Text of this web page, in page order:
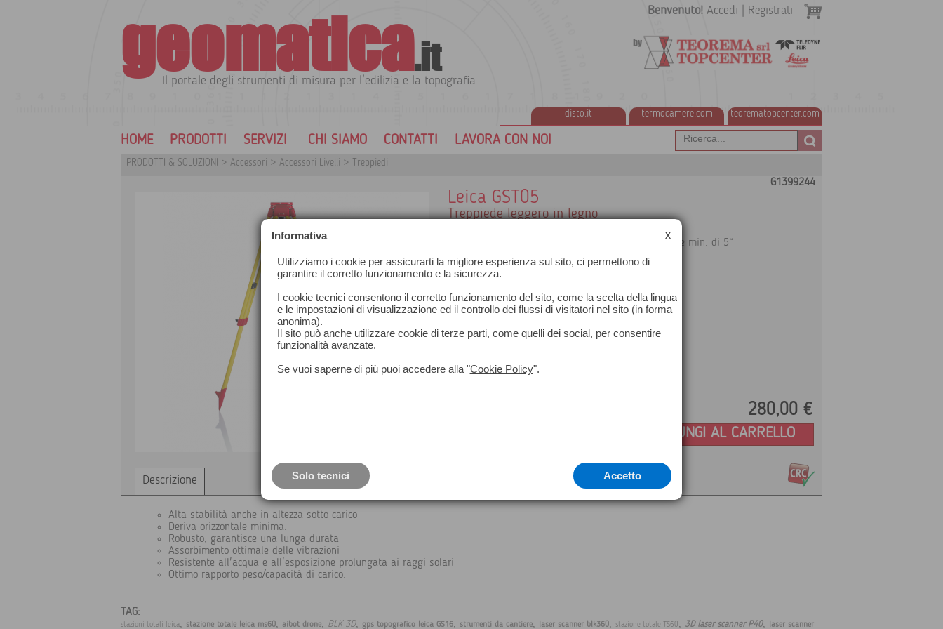
geomatica.it
Il portale degli strumenti di misura per l'edilizia e la topografia
disto.it termocamere.com teorematopcenter.com
Benvenuto! Accedi Registrati
HOME PRODOTTI SERVIZI CHI SIAMO CONTATTI LAVORA CON NOI
PRODOTTI & SOLUZIONI > Accessori > Accessori Livelli > Treppiedi
G1399244
Leica GST05
Treppiede leggero in legno
Adatto agli strumenti TPS con precisione angolare min. di 5“
Lunghezza 107 cm - estendibile fino a 176 cm
Peso 5,6 kg
280,00 €
AGGIUNGI AL CARRELLO
Descrizione
Alta stabilità anche in altezza sotto carico
Deriva orizzontale minima.
Robusto, garantisce una lunga durata
Assorbimento ottimale delle vibrazioni
Resistente all'acqua e all'esposizione prolungata ai raggi solari
Ottimo rapporto peso/capacità di carico.
TAG:
stazioni totali leica, stazione totale leica ms60, aibot drone, BLK 3D, gps topografico leica GS16, strumenti da cantiere, laser scanner blk360, stazione totale TS60, 3D laser scanner P40, laser scanner
Informativa X
Utilizziamo i cookie per assicurarti la migliore esperienza sul sito, ci permettono di
garantire il corretto funzionamento e la sicurezza.
I cookie tecnici consentono il corretto funzionamento del sito, come la scelta della lingua
e le impostazioni di visualizzazione ed il controllo dei flussi di visitatori nel sito (in forma
anonima).
Il sito può anche utilizzare cookie di terze parti, come quelli dei social, per consentire
funzionalità avanzate.
Se vuoi saperne di più puoi accedere alla "Cookie Policy".
Solo tecnici Accetto